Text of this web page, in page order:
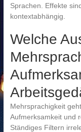
Sprachen. Effekte
kontextabhängig.
Welche
Mehrsprachigkeit
Aufmerksamkeit und
Ständiges Filtern